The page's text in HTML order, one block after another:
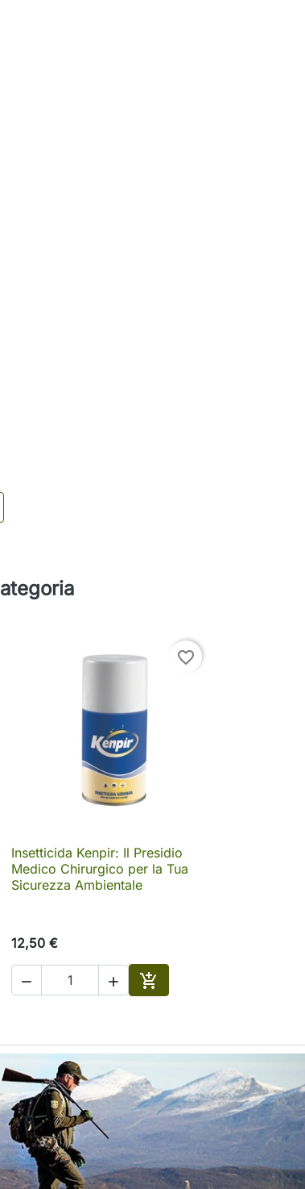
favorite_border
 Anteprima
Insetticida Kenpir: Il Presidio
Medico Chirurgico per la Tua
Sicurezza Ambientale
12,50 €
  
Aggiungi al carrello